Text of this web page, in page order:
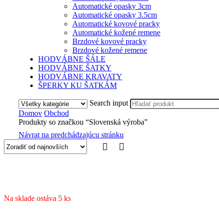
Automatické opasky 3cm
Automatické opasky 3.5cm
Automatické kovové pracky
Automatické kožené remene
Brzdové kovové pracky
Brzdové kožené remene
HODVÁBNE ŠÁLE
HODVÁBNE ŠATKY
HODVÁBNE KRAVATY
ŠPERKY KU ŠATKÁM
Search input
Domov Obchod
Produkty so značkou “Slovenská výroba”
Návrat na predchádzajúcu stránku
Na sklade ostáva 5 ks